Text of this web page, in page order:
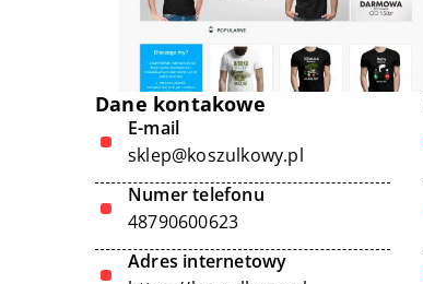
Dane kontakowe
E-mail
sklep@koszulkowy.pl
Numer telefonu
48790600623
Adres internetowy